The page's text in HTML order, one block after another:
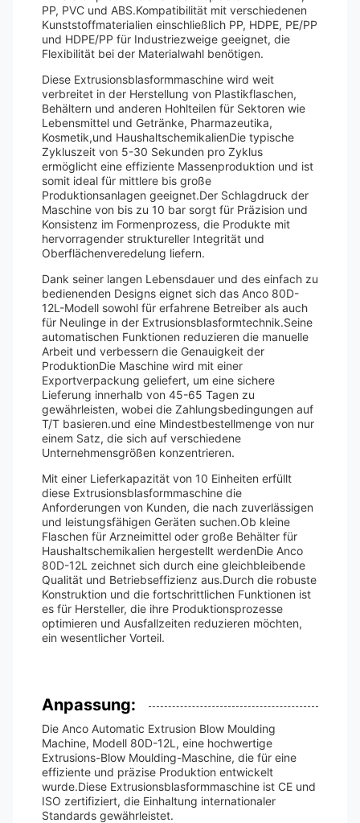
PP, PVC und ABS.Kompatibilität mit verschiedenen
Kunststoffmaterialien einschließlich PP, HDPE, PE/PP
und HDPE/PP für Industriezweige geeignet, die
Flexibilität bei der Materialwahl benötigen.
Diese Extrusionsblasformmaschine wird weit
verbreitet in der Herstellung von Plastikflaschen,
Behältern und anderen Hohlteilen für Sektoren wie
Lebensmittel und Getränke, Pharmazeutika,
Kosmetik,und HaushaltschemikalienDie typische
Zykluszeit von 5-30 Sekunden pro Zyklus
ermöglicht eine effiziente Massenproduktion und ist
somit ideal für mittlere bis große
Produktionsanlagen geeignet.Der Schlagdruck der
Maschine von bis zu 10 bar sorgt für Präzision und
Konsistenz im Formenprozess, die Produkte mit
hervorragender struktureller Integrität und
Oberflächenveredelung liefern.
Dank seiner langen Lebensdauer und des einfach zu
bedienenden Designs eignet sich das Anco 80D-
12L-Modell sowohl für erfahrene Betreiber als auch
für Neulinge in der Extrusionsblasformtechnik.Seine
automatischen Funktionen reduzieren die manuelle
Arbeit und verbessern die Genauigkeit der
ProduktionDie Maschine wird mit einer
Exportverpackung geliefert, um eine sichere
Lieferung innerhalb von 45-65 Tagen zu
gewährleisten, wobei die Zahlungsbedingungen auf
T/T basieren.und eine Mindestbestellmenge von nur
einem Satz, die sich auf verschiedene
Unternehmensgrößen konzentrieren.
Mit einer Lieferkapazität von 10 Einheiten erfüllt
diese Extrusionsblasformmaschine die
Anforderungen von Kunden, die nach zuverlässigen
und leistungsfähigen Geräten suchen.Ob kleine
Flaschen für Arzneimittel oder große Behälter für
Haushaltschemikalien hergestellt werdenDie Anco
80D-12L zeichnet sich durch eine gleichbleibende
Qualität und Betriebseffizienz aus.Durch die robuste
Konstruktion und die fortschrittlichen Funktionen ist
es für Hersteller, die ihre Produktionsprozesse
optimieren und Ausfallzeiten reduzieren möchten,
ein wesentlicher Vorteil.
Anpassung:
Die Anco Automatic Extrusion Blow Moulding
Machine, Modell 80D-12L, eine hochwertige
Extrusions-Blow Moulding-Maschine, die für eine
effiziente und präzise Produktion entwickelt
wurde.Diese Extrusionsblasformmaschine ist CE und
ISO zertifiziert, die Einhaltung internationaler
Standards gewährleistet.